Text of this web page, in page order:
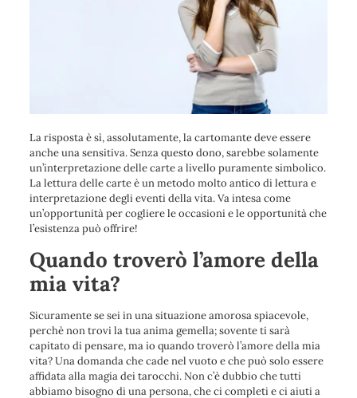
La risposta è sì, assolutamente, la cartomante deve essere
anche una sensitiva. Senza questo dono, sarebbe solamente
un’interpretazione delle carte a livello puramente simbolico.
La lettura delle carte è un metodo molto antico di lettura e
interpretazione degli eventi della vita. Va intesa come
un’opportunità per cogliere le occasioni e le opportunità che
l’esistenza può offrire!
Quando troverò l’amore della
mia vita?
Sicuramente se sei in una situazione amorosa spiacevole,
perchè non trovi la tua anima gemella; sovente ti sarà
capitato di pensare, ma io quando troverò l’amore della mia
vita? Una domanda che cade nel vuoto e che può solo essere
affidata alla magia dei tarocchi. Non c’è dubbio che tutti
abbiamo bisogno di una persona, che ci completi e ci aiuti a